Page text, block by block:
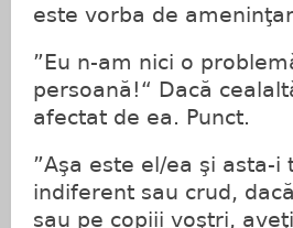
este vorba de
”Eu n-am nici o
persoană!“ Dacă
afectat de ea. Punct.
”Aşa este el/ea şi asta-
indiferent sau crud,
sau pe copiii voştri,